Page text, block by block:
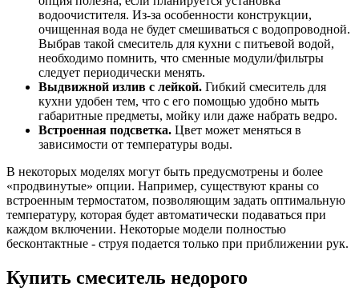
водоочистителя. Из-за особенности конструкции,
очищенная вода не будет смешиваться с водопроводной.
Выбрав такой смеситель для кухни с питьевой водой,
необходимо помнить, что сменные модули/фильтры
следует периодически менять.
Выдвижной излив с лейкой. Гибкий смеситель для
кухни удобен тем, что с его помощью удобно мыть
габаритные предметы, мойку или даже набрать ведро.
Встроенная подсветка. Цвет может меняться в
зависимости от температуры воды.
В некоторых моделях могут быть предусмотрены и более
«продвинутые» опции. Например, существуют краны со
встроенным термостатом, позволяющим задать оптимальную
температуру, которая будет автоматически подаваться при
каждом включении. Некоторые модели полностью
бесконтактные - струя подается только при приближении рук.
Купить смеситель недорого